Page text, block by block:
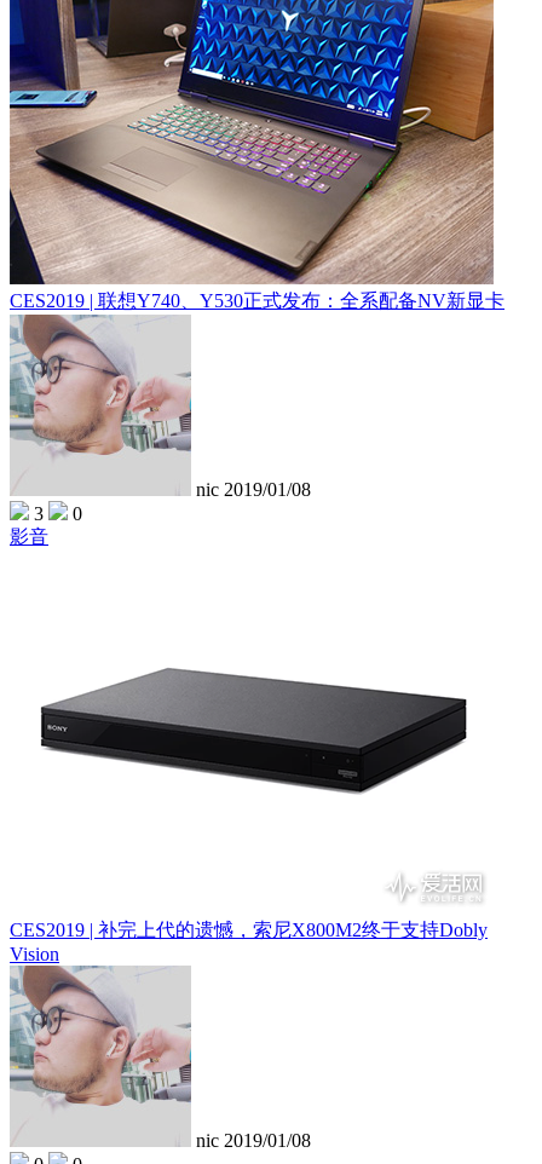
CES2019 | 联想Y740、Y530正式发布：全系配备NV新显卡
nic 2019/01/08
3
0
影音
CES2019 | 补完上代的遗憾，索尼X800M2终于支持Dobly
Vision
nic 2019/01/08